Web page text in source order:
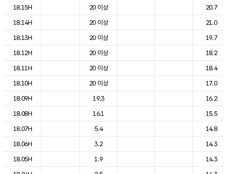
도시별 기상실황표로 지점, 날씨, 기온, 강수, 바람, 기압등을 안내한 표입
18.15H
20 이상
20.7
18.14H
20 이상
21.0
18.13H
20 이상
19.7
18.12H
20 이상
18.2
18.11H
20 이상
18.4
18.10H
20 이상
17.0
18.09H
19.3
16.2
18.08H
16.1
15.5
18.07H
5.4
14.8
18.06H
3.2
14.3
18.05H
1.9
14.3